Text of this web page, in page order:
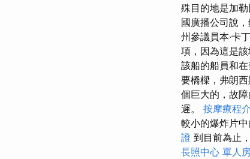
殊目的地是加
國廣播公司說
州參議員本·卡
項，因為這是
該船的船員和
要橋樑，弗朗西
個巨大的，故
遲。 按摩療程
較小的爆炸片中
證 到目前為止
長照中心 單人